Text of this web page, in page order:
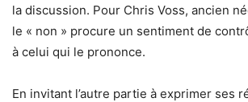
la discussion. Pour Chris Voss, ancien
le « non » procure un sentiment de
à celui qui le prononce.
En invitant l’autre partie à exprimer ses